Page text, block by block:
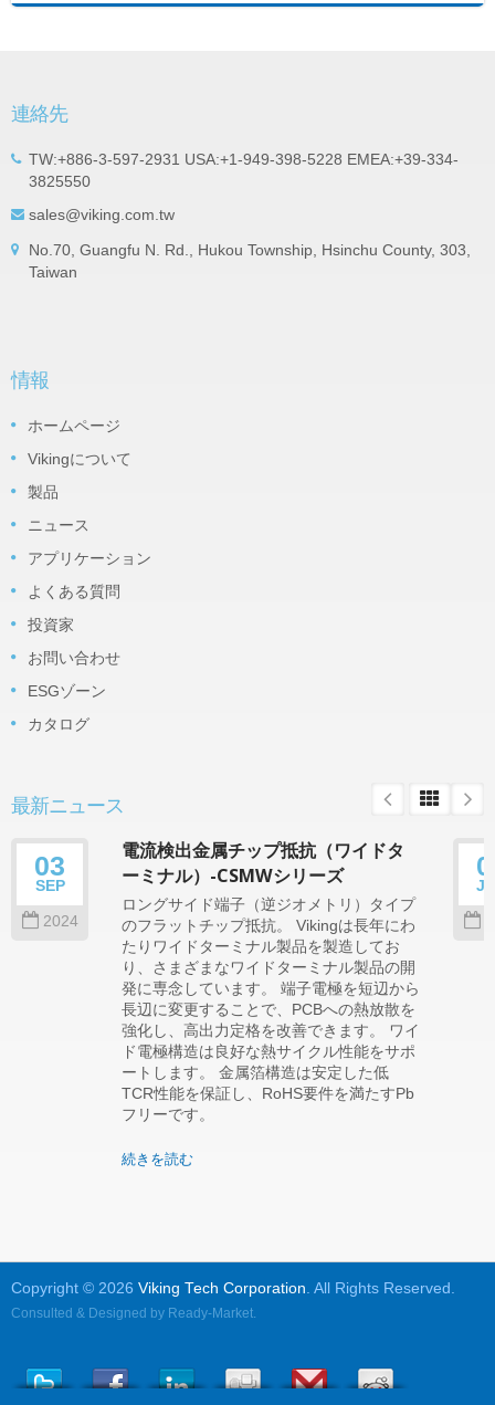
連絡先
TW:+886-3-597-2931 USA:+1-949-398-5228 EMEA:+39-334-
3825550
sales@viking.com.tw
No.70, Guangfu N. Rd., Hukou Township, Hsinchu County, 303,
Taiwan
情報
ホームページ
Vikingについて
製品
ニュース
アプリケーション
よくある質問
投資家
お問い合わせ
ESGゾーン
カタログ
最新ニュース
03
SEP
2024
電流検出金属チップ抵抗（ワイドタ
ーミナル）-CSMWシリーズ
ロングサイド端子（逆ジオメトリ）タイプ
のフラットチップ抵抗。 Vikingは長年にわ
たりワイドターミナル製品を製造してお
り、さまざまなワイドターミナル製品の開
発に専念しています。 端子電極を短辺から
長辺に変更することで、PCBへの熱放散を
強化し、高出力定格を改善できます。 ワイ
ド電極構造は良好な熱サイクル性能をサポ
ートします。 金属箔構造は安定した低
TCR性能を保証し、RoHS要件を満たすPb
フリーです。
続きを読む
Copyright © 2026 Viking Tech Corporation . All Rights Reserved.
Consulted & Designed by Ready-Market.